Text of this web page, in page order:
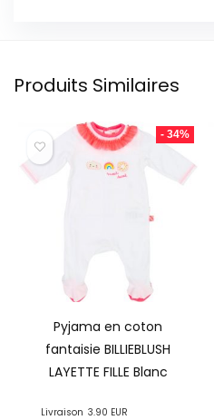
Produits Similaires
- 34%
Pyjama en coton
fantaisie BILLIEBLUSH
LAYETTE FILLE Blanc
Livraison 3.90 EUR